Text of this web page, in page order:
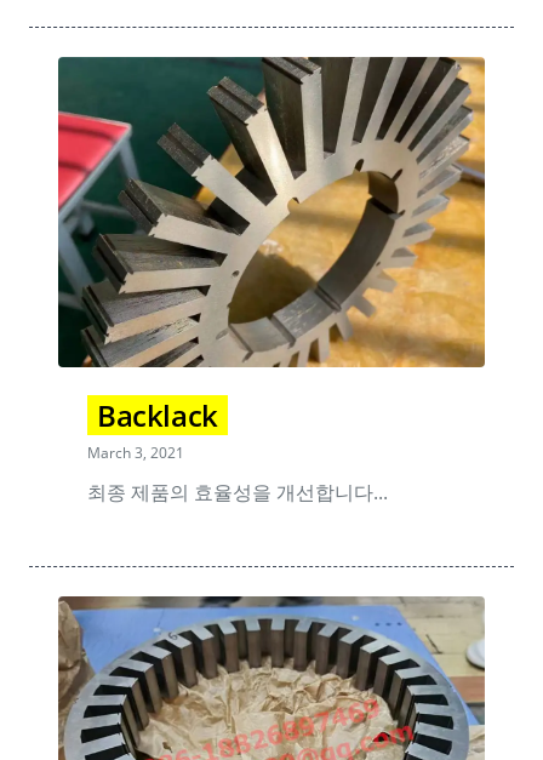
Backlack
March 3, 2021
최종 제품의 효율성을 개선합니다...